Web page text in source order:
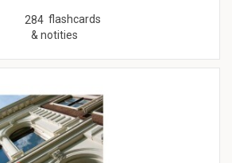
284 flashcards
& notities